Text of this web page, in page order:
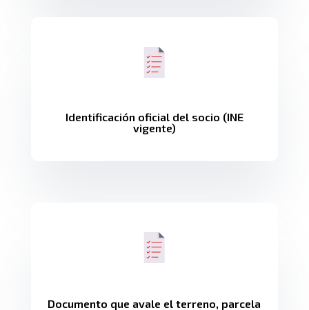
Identificación oficial del socio (INE
vigente)
Documento que avale el terreno, parcela